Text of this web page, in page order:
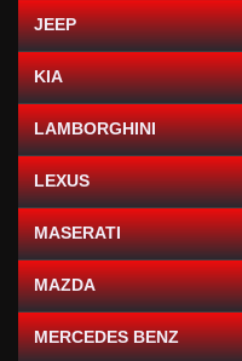
JEEP
KIA
LAMBORGHINI
LEXUS
MASERATI
MAZDA
MERCEDES BENZ